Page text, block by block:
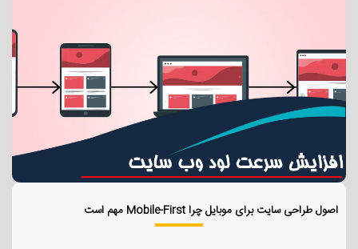
اصول طراحی سایت برای موبایل چرا Mobile-First مهم است